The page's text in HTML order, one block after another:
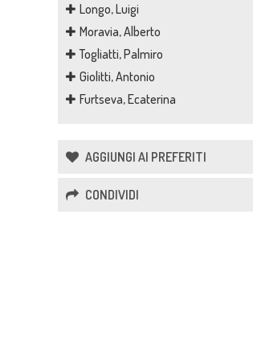
Longo, Luigi
Moravia, Alberto
Togliatti, Palmiro
Giolitti, Antonio
Furtseva, Ecaterina
AGGIUNGI AI PREFERITI
CONDIVIDI